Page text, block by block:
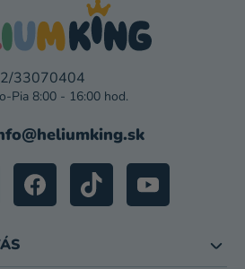
@heliumking.sk
33070404